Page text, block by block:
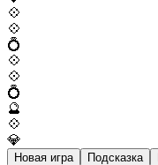
💠
💠
💍
💠
💠
💍
🔮
💠
💎
Новая игра Подсказка